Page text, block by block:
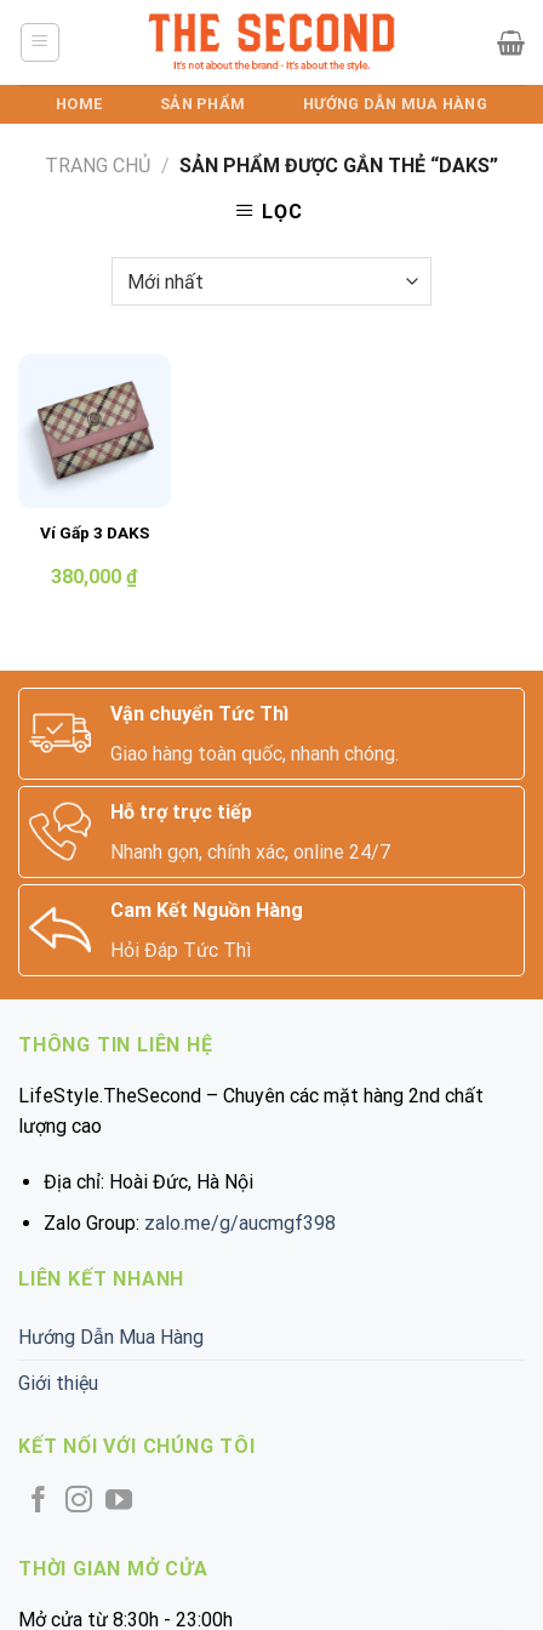
HOME SẢN PHẨM HƯỚNG DẪN MUA HÀNG
TRANG CHỦ / SẢN PHẨM ĐƯỢC GẮN THẺ “DAKS”
LỌC
Ví Gấp 3 DAKS
380,000₫
Vận chuyển Tức Thì
Giao hàng toàn quốc, nhanh chóng.
Hỗ trợ trực tiếp
Nhanh gọn, chính xác, online 24/7
Cam Kết Nguồn Hàng
Hỏi Đáp Tức Thì
THÔNG TIN LIÊN HỆ
LifeStyle.TheSecond – Chuyên các mặt hàng 2nd chất
lượng cao
Địa chỉ: Hoài Đức, Hà Nội
Zalo Group: zalo.me/g/aucmgf398
LIÊN KẾT NHANH
Hướng Dẫn Mua Hàng
Giới thiệu
KẾT NỐI VỚI CHÚNG TÔI
THỜI GIAN MỞ CỬA
Mở cửa từ 8:30h - 23:00h